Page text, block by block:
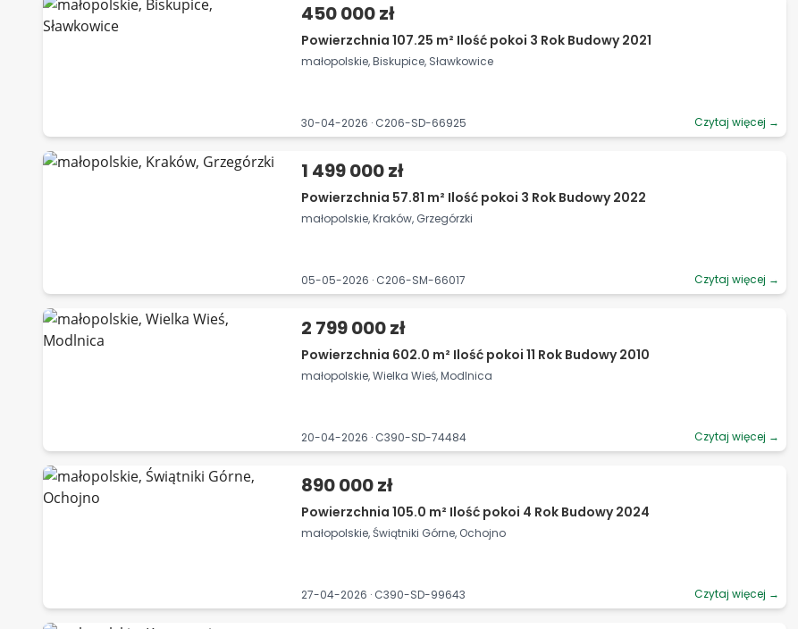
450 000 zł
Powierzchnia 107.25 m² Ilość pokoi 3 Rok Budowy 2021
małopolskie, Biskupice, Sławkowice
30-04-2026 · C206-SD-66925 Czytaj więcej →
1 499 000 zł
Powierzchnia 57.81 m² Ilość pokoi 3 Rok Budowy 2022
małopolskie, Kraków, Grzegórzki
05-05-2026 · C206-SM-66017 Czytaj więcej →
2 799 000 zł
Powierzchnia 602.0 m² Ilość pokoi 11 Rok Budowy 2010
małopolskie, Wielka Wieś, Modlnica
20-04-2026 · C390-SD-74484 Czytaj więcej →
890 000 zł
Powierzchnia 105.0 m² Ilość pokoi 4 Rok Budowy 2024
małopolskie, Świątniki Górne, Ochojno
27-04-2026 · C390-SD-99643 Czytaj więcej →